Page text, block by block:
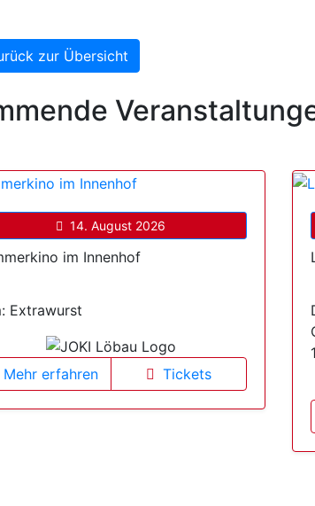
zur Übersicht
14. August 2026
im Innenhof
Extrawurst
Mehr erfahren Tickets